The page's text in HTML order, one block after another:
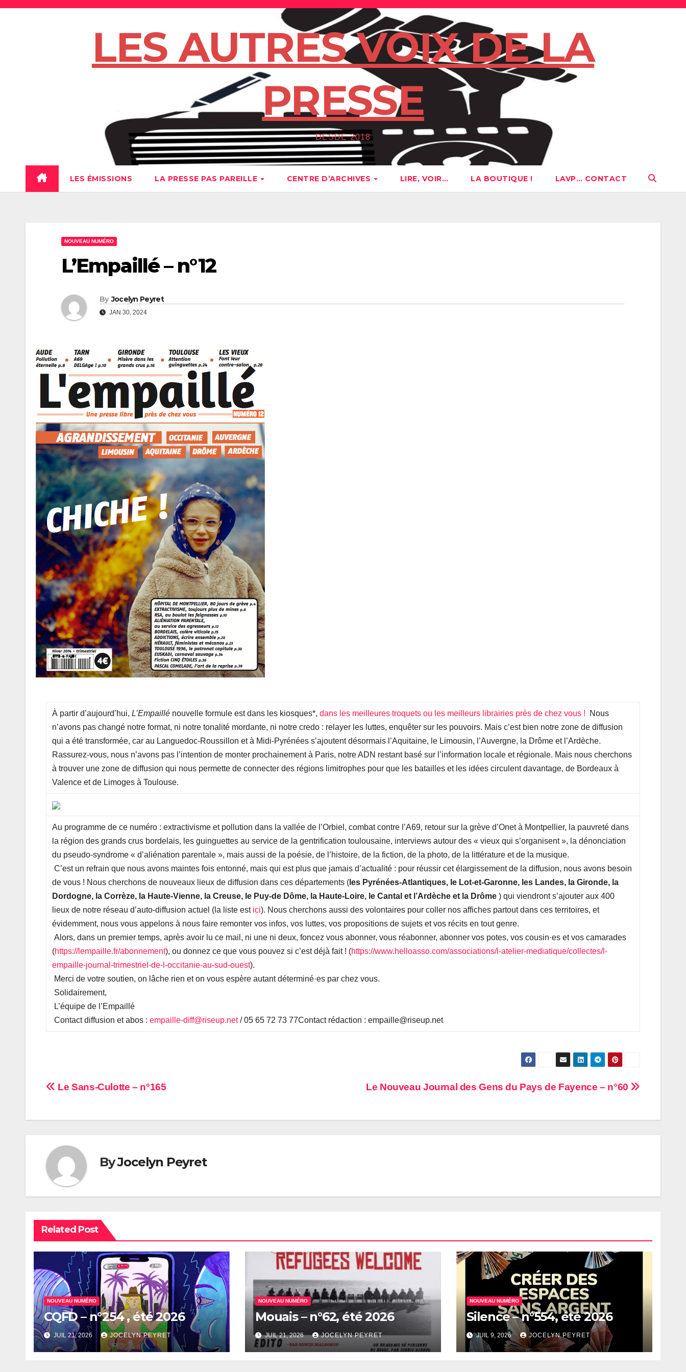
Skip
LES AUTRES VOIX DE LA
PRESSE
DESDE 2018
LES ÉMISSIONS LA PRESSE PAS PAREILLE CENTRE D’ARCHIVES LIRE, VOIR… LA BOUTIQUE ! LAVP… CONTACT
NOUVEAU NUMÉRO
L’Empaillé – n°12
By Jocelyn Peyret
JAN 30, 2024
À partir d’aujourd’hui,L’Empaillé nouvelle formule est dans les kiosques*,dans les meilleures troquets ou les meilleurs librairies près de chez vous !
Nous
n’avons pas changé notre format, ni notre tonalité mordante, ni notre credo : relayer les luttes, enquêter sur les pouvoirs. Mais c’est bien notre zone de diffusion
qui a été transformée, car au Languedoc-Roussillon et à Midi-Pyrénées s’ajoutent désormais l’Aquitaine, le Limousin, l’Auvergne, la Drôme et l’Ardèche.
Rassurez-vous, nous n’avons pas l’intention de monter prochainement à Paris, notre ADN restant basé sur l’information locale et régionale. Mais nous cherchons
à trouver une zone de diffusion qui nous permette de connecter des régions limitrophes pour que les batailles et les idées circulent davantage, de Bordeaux à
Valence et de Limoges à Toulouse.
Au programme de ce numéro : extractivisme et pollution dans la vallée de l’Orbiel, combat contre l’A69, retour sur la grève d’Onet à Montpellier, la pauvreté dans
la région des grands crus bordelais, les guinguettes au service de la gentrification toulousaine, interviews autour des « vieux qui s’organisent », la dénonciation
du pseudo-syndrome « d’aliénation parentale », mais aussi de la poésie, de l’histoire, de la fiction, de la photo, de la littérature et de la musique.
C’est un refrain que nous avons maintes fois entonné, mais qui est plus que jamais d’actualité : pour réussir cet élargissement de la diffusion, nous avons besoin
de vous ! Nous cherchons de nouveaux lieux de diffusion dans ces départements ( les Pyrénées-Atlantiques, le Lot-et-Garonne, les Landes, la Gironde, la
Dordogne, la Corrèze, la Haute-Vienne, la Creuse, le Puy-de Dôme, la Haute-Loire, le Cantal et l’Ardèche et la Drôme ) qui viendront s’ajouter aux 400
lieux de notre réseau d’auto-diffusion actuel (la liste est ici). Nous cherchons aussi des volontaires pour coller nos affiches partout dans ces territoires, et
évidemment, nous vous appelons à nous faire remonter vos infos, vos luttes, vos propositions de sujets et vos récits en tout genre.
Alors, dans un premier temps, après avoir lu ce mail, ni une ni deux, foncez vous abonner, vous réabonner, abonner vos potes, vos cousin·es et vos camarades
(https://lempaille.fr/abonnement), ou donnez ce que vous pouvez si c’est déjà fait ! (https://www.helloasso.com/associations/l-atelier-mediatique/collectes/l-
empaille-journal-trimestriel-de-l-occitanie-au-sud-ouest).
Merci de votre soutien, on lâche rien et on vous espère autant déterminé·es par chez vous.
Solidairement,
L’équipe de l’Empaillé
Contact diffusion et abos :empaille-diff@riseup.net/ 05 65 72 73 77Contact rédaction : empaille@riseup.net
Navigation
Le Nouveau Journal des Gens du Pays de Fayence – n°60
Le Sans-Culotte – n°165
ByJocelyn Peyret
Related Post
NOUVEAU NUMÉRO
CQFD – n°254 , été 2026
JUIL 21, 2026 JOCELYN PEYRET
NOUVEAU NUMÉRO
Mouais – n°62, été 2026
JUIL 21, 2026 JOCELYN PEYRET
NOUVEAU NUMÉRO
Silence – n°554, été 2026
JUIL 9, 2026 JOCELYN PEYRET